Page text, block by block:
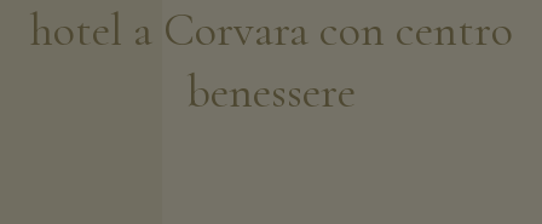
hotel a Corvara con centro
benessere